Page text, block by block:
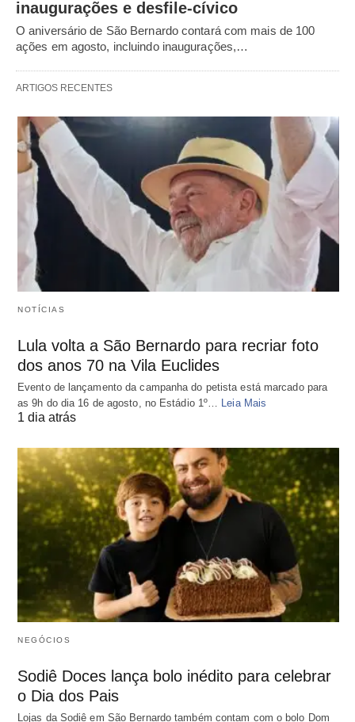
inaugurações e desfile-cívico
O aniversário de São Bernardo contará com mais de 100
ações em agosto, incluindo inaugurações,…
ARTIGOS RECENTES
NOTÍCIAS
Lula volta a São Bernardo para recriar foto
dos anos 70 na Vila Euclides
Evento de lançamento da campanha do petista está marcado para
as 9h do dia 16 de agosto, no Estádio 1º…
Leia Mais
1 dia atrás
NEGÓCIOS
Sodiê Doces lança bolo inédito para celebrar
o Dia dos Pais
Lojas da Sodiê em São Bernardo também contam com o bolo Dom